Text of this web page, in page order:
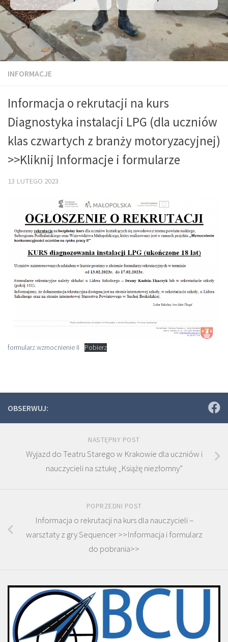
INFORMACJE
Informacja o rekrutacji na kurs
Diagnostyka instalacji LPG (dla uczniów
klas czwartych z branży motoryzacyjnej)
>>Kliknij Informacje i formularze
13 LUTEGO 2023
formularz wzmocnienie II Pobierz
OBSERWUJ:
NASTĘPNY POST
Wyjazd do Teatru Starego w Krakowie dla uczniów i
nauczycieli na sztukę „Książę niezłomny”
POPRZEDNI POST
Informacja o rekrutacji na kurs dla nauczycieli –
warsztaty z gry Sequencer >>Informacja i formularz
do pobrania>>